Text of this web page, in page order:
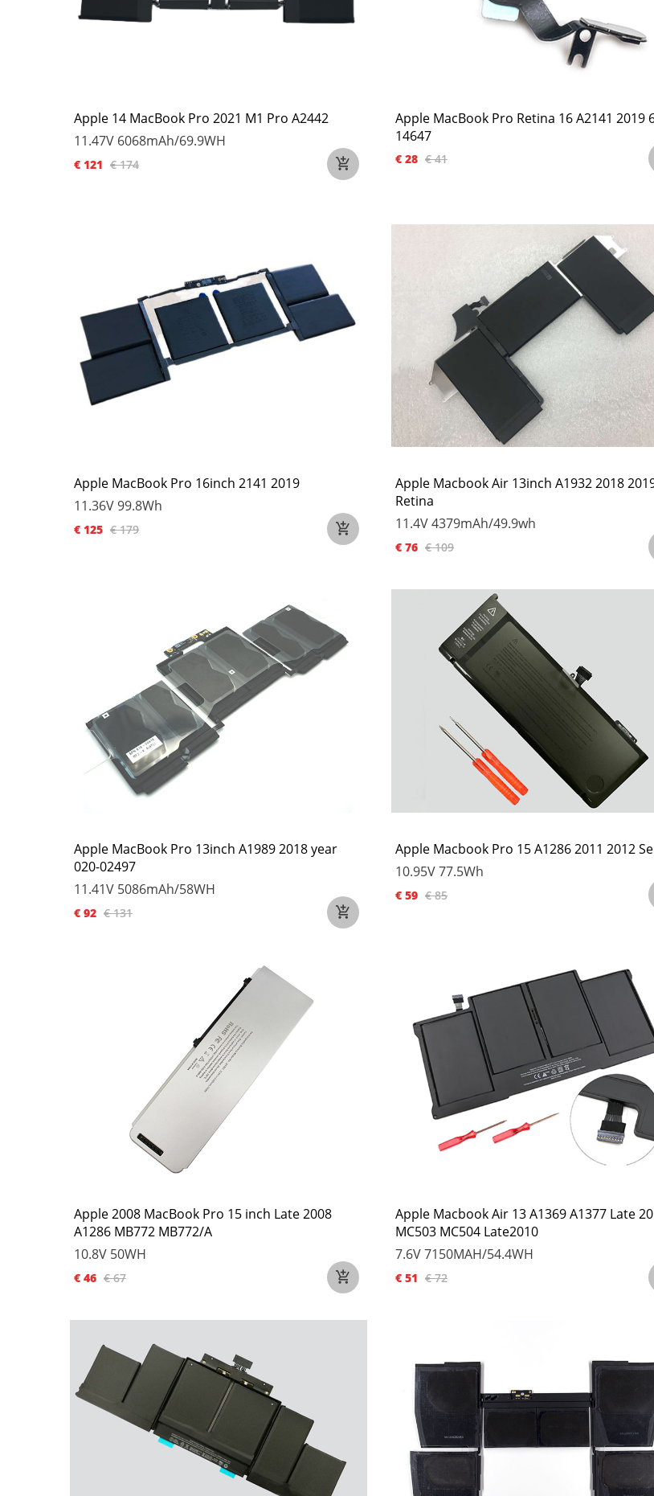
Apple 14 MacBook Pro 2021 M1 Pro A2442
11.47V 6068mAh/69.9WH
€ 121 € 174
Apple MacBook Pro Retina 16 A2141 2019
14647
€ 28 € 41
Apple MacBook Pro 16inch 2141 2019
11.36V99.8Wh
€ 125 € 179
Apple Macbook Air 13inch A1932 2018
Retina
11.4V4379mAh/49.9wh
€ 76 € 109
Apple MacBook Pro 13inch A1989 2018 year
020-02497
11.41V 5086mAh/58WH
€ 92 € 131
Apple Macbook Pro 15 A1286 2011 2012
10.95V77.5Wh
€ 59 € 85
Apple 2008 MacBook Pro 15 inch Late 2008
A1286 MB772 MB772/A
10.8V 50WH
€ 46 € 67
Apple Macbook Air 13 A1369 A1377 Late
MC503 MC504 Late2010
7.6V7150MAH/54.4WH
€ 51 € 72